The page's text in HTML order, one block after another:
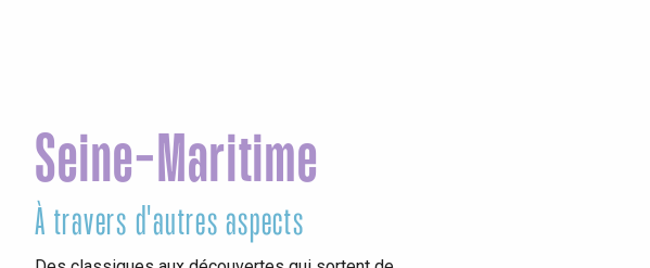
Seine-Maritime
À travers d'autres aspects